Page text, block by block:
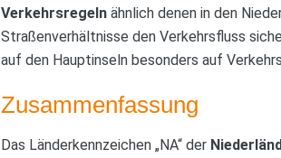
Verkehrsregeln ähnlich denen in den
Straßenverhältnisse den Verkehrsfluss
auf den Hauptinseln besonders auf
Zusammenfassung
Das Länderkennzeichen „NA“ der